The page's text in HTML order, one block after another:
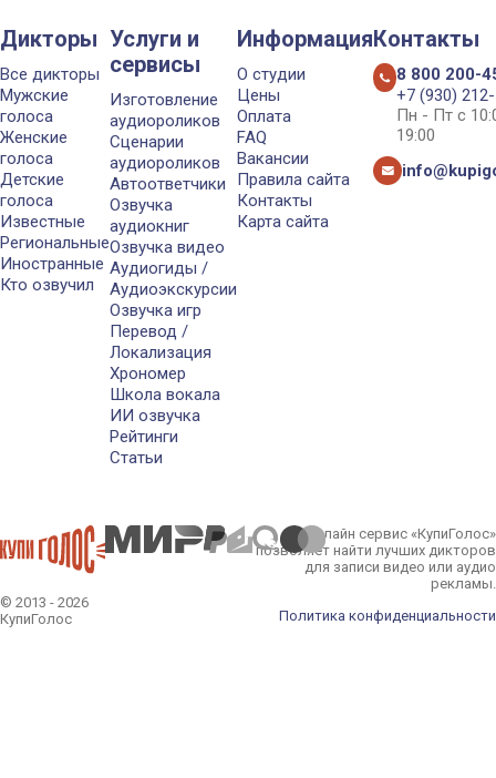
Дикторы
Все дикторы
Мужские
голоса
Женские
голоса
Детские
голоса
Известные
Региональные
Иностранные
Кто озвучил
Услуги и
сервисы
Изготовление
аудиороликов
Сценарии
аудиороликов
Автоответчики
Озвучка
аудиокниг
Озвучка видео
Аудиогиды /
Аудиоэкскурсии
Озвучка игр
Перевод /
Локализация
Хрономер
Школа вокала
ИИ озвучка
Рейтинги
Статьи
Информация
О студии
Цены
Оплата
FAQ
Вакансии
Правила сайта
Контакты
Карта сайта
Контакты
8 800 200-
+7 (930)
Пн - Пт с
19:00
© 2013 - 2026
КупиГолос
Онлайн сервис «КупиГолос»
позволяет найти лучших дикторов
для записи видео или аудио
рекламы.
Политика конфиденциальности